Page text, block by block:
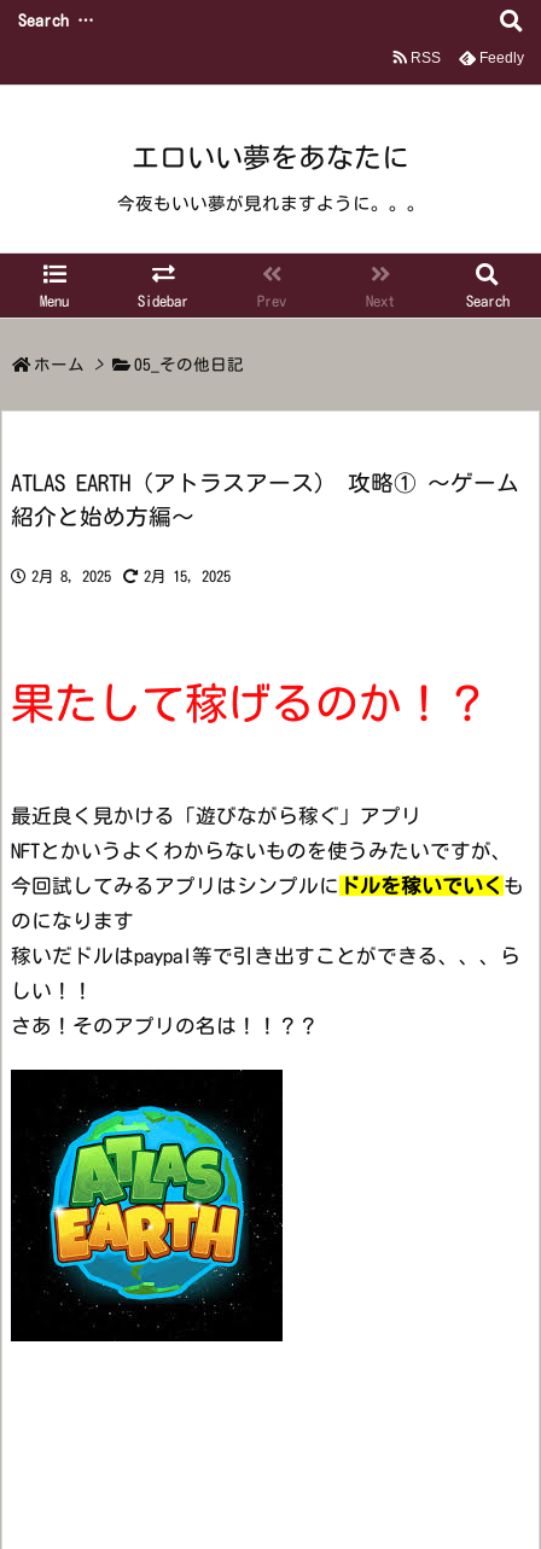
エロいい夢をあなたに
今夜もいい夢が見れますように。。。
Menu Sidebar Prev Next Search
RSS Feedly
ホーム > 05_その他日記
ATLAS EARTH（アトラスアース） 攻略① ～ゲーム
紹介と始め方編～
2月 8, 2025 2月 15, 2025
果たして稼げるのか！？
最近良く見かける「遊びながら稼ぐ」アプリ
NFTとかいうよくわからないものを使うみたいですが、
今回試してみるアプリはシンプルに ドルを稼いでいく も
のになります
稼いだドルはpaypal等で引き出すことができる、、、ら
しい！！
さあ！そのアプリの名は！！？？